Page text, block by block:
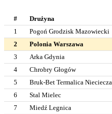
# Drużyna
1
Pogoń Grodzisk Mazowiecki
2
Polonia Warszawa
3
Arka Gdynia
4
Chrobry Głogów
5
Bruk-Bet Termalica Nieciecza
6
Stal Mielec
7
Miedź Legnica